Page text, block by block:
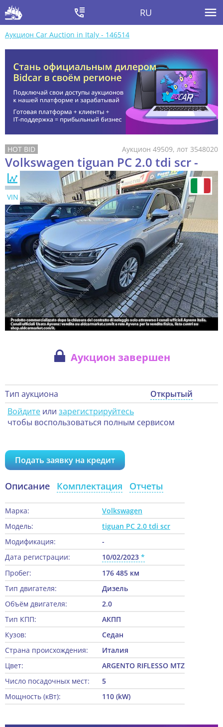
RU
Аукцион Car Auction in Italy - 146514
Аукцион 49509, лот 3548020
Volkswagen tiguan PC 2.0 tdi scr -
VIN
Аукцион завершен
Тип аукциона
Открытый
Войдите или зарегистрируйтесь
чтобы воспользоваться полным сервисом
Подать заявку на кредит
Описание Комплектация Отчеты
Марка:
Volkswagen
Модель:
tiguan PC 2.0 tdi scr
Модификация:
-
Дата регистрации:
10/02/2023
Пробег:
176 485 км
Тип двигателя:
Дизель
Объём двигателя:
2.0
Тип КПП:
АКПП
Кузов:
Седан
Страна происхождения:
Италия
Цвет:
ARGENTO RIFLESSO MTZ
Число посадочных мест:
5
Мощность (кВт):
110 (kW)